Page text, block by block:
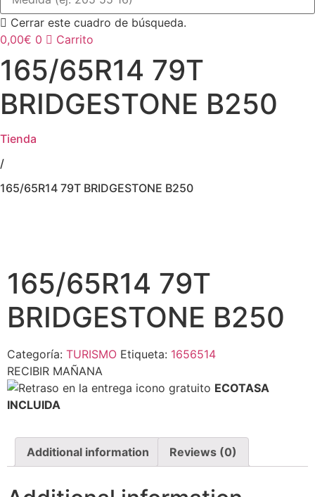
Cerrar este cuadro de búsqueda.
0,00€ 0 Carrito
165/65R14 79T
BRIDGESTONE B250
Tienda
/
165/65R14 79T BRIDGESTONE B250
165/65R14 79T
BRIDGESTONE B250
Categoría: TURISMO Etiqueta: 1656514
RECIBIR MAÑANA
ECOTASA
INCLUIDA
Additional information Reviews (0)